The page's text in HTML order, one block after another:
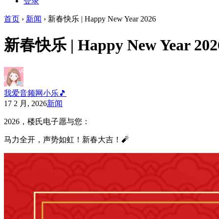
首页 › 新闻 › 新春快乐 | Happy New Year 2026
新春快乐 | Happy New Year
我爱音频网小乐🎵
17 2 月, 2026新闻
2026，楼氏电子愿与您：
马力全开，声势如虹！新春大吉！🧨